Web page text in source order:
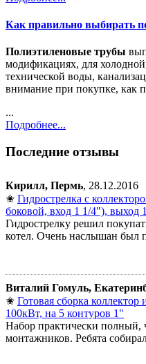
Как правильно выбирать
Полиэтиленовые трубы
модификациях, для
технической воды,
внимание при покупке, как
...
Подробнее...
Последние отзывы
Кирилл, Пермь, 28.12.2016
✬ Гидрострелка с
боковой, вход 1 1/4"), выход
Гидрострелку решил
котел. Очень наслышан был
Виталий Гомуль,
✬ Готовая сборка
100кВт, на 5 контуров 1"
Набор практически полный,
монтажников. Ребята